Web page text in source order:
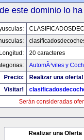
este dominio lo
Longitud:
20 caracteres
AutomÃ³viles y
Precio:
Realizar una oferta!
Visitar!
Serán consideradas
Realizar una Oferta